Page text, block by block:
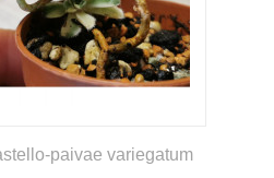
paivae variegatum